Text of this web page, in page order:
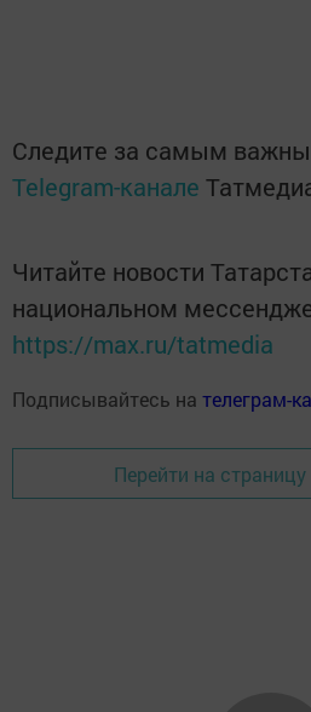
Следите за самым
Telegram-канале
Читайте новости
национальном
https://max.ru/tatmedia
Подписывайтесь на телеграм-
Перейти на